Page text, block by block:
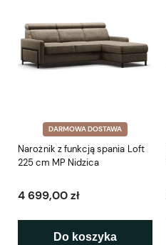
DARMOWA DOSTAWA
Narożnik z funkcją spania Loft
225 cm MP Nidzica
4 699,00 zł
Do koszyka